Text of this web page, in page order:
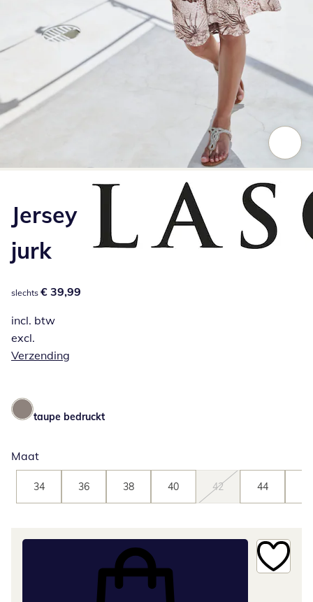
Jersey
jurk
€ 39,99
slechts € 39,99
incl. btw
excl.
Verzending
taupe bedruckt
Maat
34 36 38 40 42 44